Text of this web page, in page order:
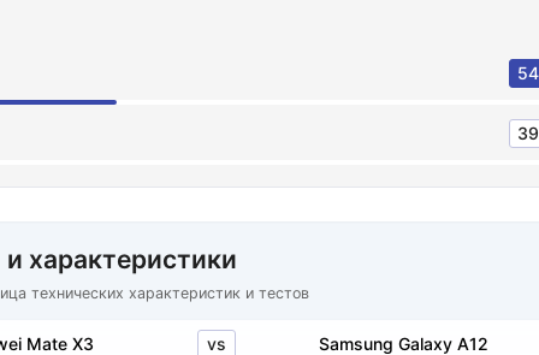
54
39
характеристики
технических характеристик и тестов
Mate X3 vs Samsung Galaxy A12